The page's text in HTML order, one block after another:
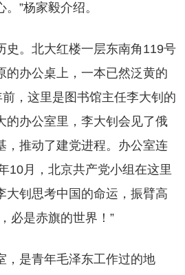
”杨家毅介绍。
。北大红楼一层东南角119号
的办公桌上，一本已然泛黄的
，这里是图书馆主任李大钊的
的办公室里，李大钊会见了俄
，推动了建党进程。办公室连
10月，北京共产党小组在这里
大钊思考中国的命运，振臂高
必是赤旗的世界！”
是青年毛泽东工作过的地